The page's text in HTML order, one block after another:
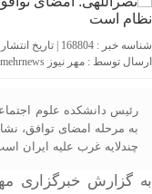
شناسه خبر : 168804 | تاریخ انتشار : ۲۵ خرداد ۱۴۰۵ - ۱۶:۵۵ | 24 بازدید | تعداد دیدگاه :
ارسال توسط : مهر نیوز mehrnews
رئیس دانشکده علوم
به مرحله امضای توافق،
چندلایه غرب علیه ایران
به گزارش خبرگزاری